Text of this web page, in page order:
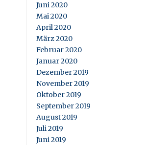
Juni 2020
Mai 2020
April 2020
März 2020
Februar 2020
Januar 2020
Dezember 2019
November 2019
Oktober 2019
September 2019
August 2019
Juli 2019
Juni 2019